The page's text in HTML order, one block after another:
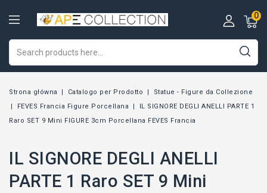
0
Strona główna Catalogo per Prodotto
Statue - Figure da Collezione
FEVES Francia Figure Porcellana
IL SIGNORE DEGLI ANELLI PARTE 1
Raro SET 9 Mini FIGURE 3cm Porcellana FEVES Francia
IL SIGNORE DEGLI ANELLI
PARTE 1 Raro SET 9 Mini